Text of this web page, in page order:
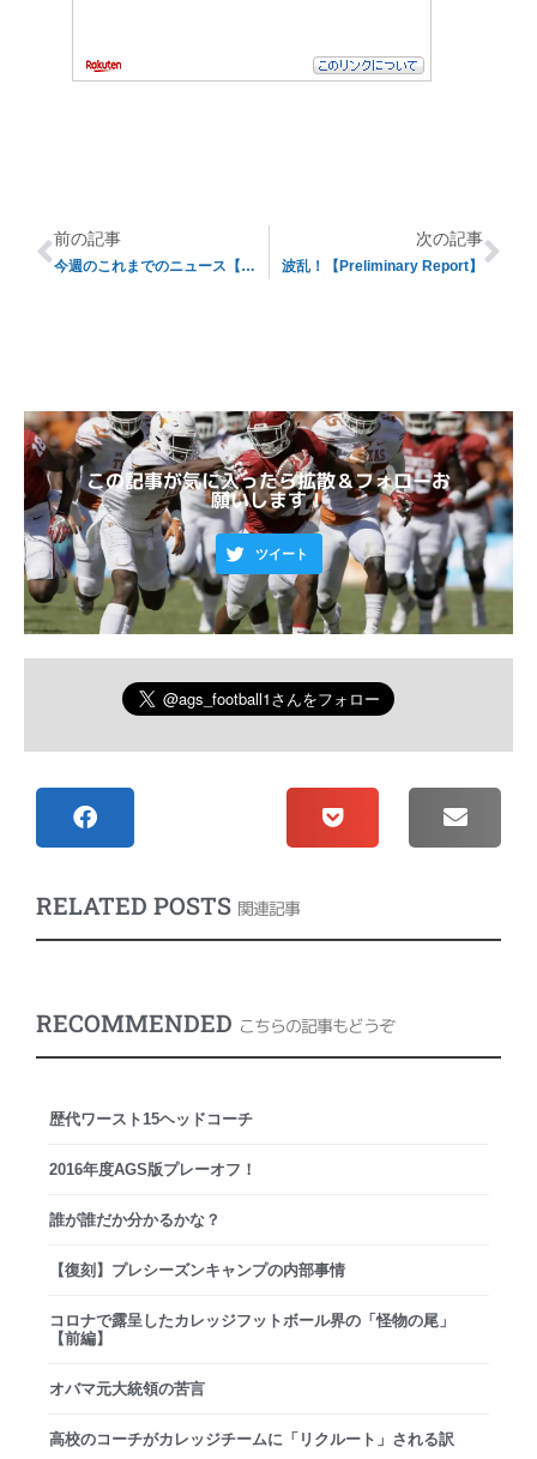
前の記事
今週のこれまでのニュース【第7週目】
次の記事
波乱！【Preliminary Report】
この記事が気に入ったら拡散＆フォローお
願いします！
ツイート
RELATED POSTS 関連記事
RECOMMENDED こちらの記事もどうぞ
歴代ワースト15ヘッドコーチ
2016年度AGS版プレーオフ！
誰が誰だか分かるかな？
【復刻】プレシーズンキャンプの内部事情
コロナで露呈したカレッジフットボール界の「怪物の尾」
【前編】
オバマ元大統領の苦言
高校のコーチがカレッジチームに「リクルート」される訳